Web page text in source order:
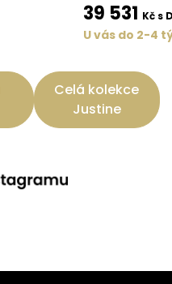
39 531 Kč s
U vás do 2-4
Celá kolekce
Justine